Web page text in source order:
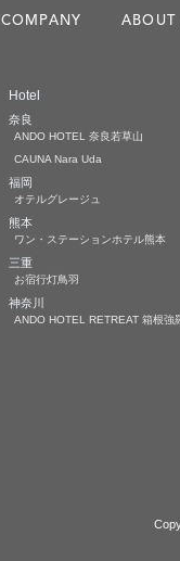
COMPANY ABOUT
Hotel
奈良
ANDO HOTEL 奈良若草山
CAUNA Nara Uda
福岡
オテルグレージュ
熊本
ワン・ステーションホテル熊本
三重
お宿行灯鳥羽
神奈川
ANDO HOTEL RETREAT 箱根強